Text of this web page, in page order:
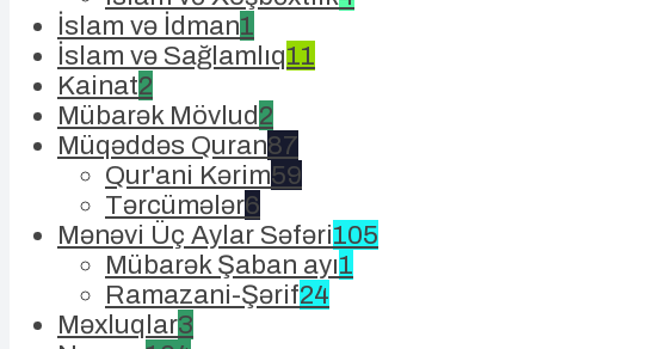
İslam və İdman1
İslam və Sağlamlıq11
Kainat2
Mübarək Mövlud2
Müqəddəs Quran87
Qur'ani Kərim59
Tərcümələr6
Mənəvi Üç Aylar Səfəri105
Mübarək Şaban ayı1
Ramazani-Şərif24
Məxluqlar3